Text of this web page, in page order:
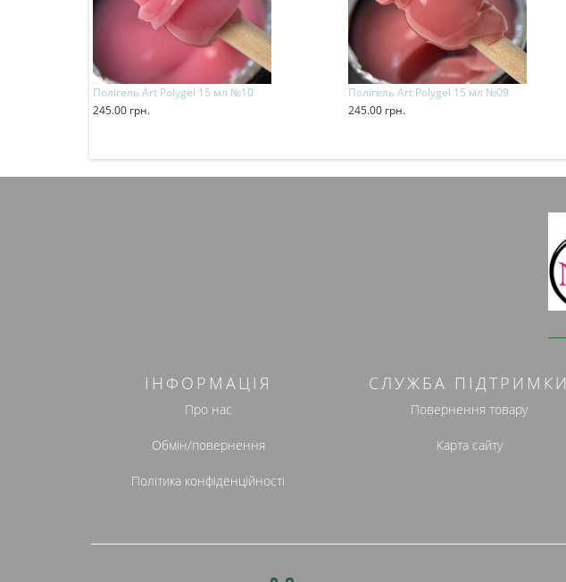
Полігель Art Polygel 15 мл №10
245.00 грн.
Полігель Art Polygel 15 мл №09
245.00 грн.
ІНФОРМАЦІЯ
Про нас
Обмін/повернення
Політика конфіденційності
СЛУЖБА ПІДТРИМКИ
Повернення товару
Карта сайту